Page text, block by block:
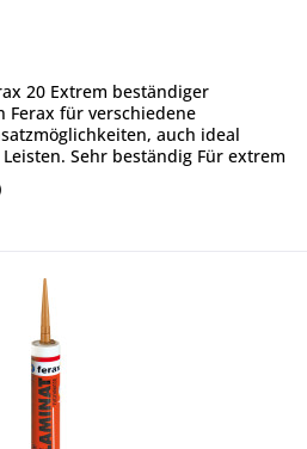
20 Extrem beständiger
Ferax für verschiedene
auch ideal
Sehr beständig Für extrem